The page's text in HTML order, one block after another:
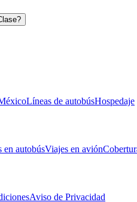
Líneas de autobúsHospedaje
en autobúsViajes en avión
Aviso de Privacidad